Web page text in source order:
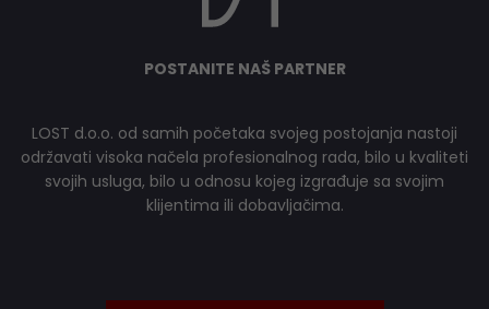
POSTANITE NAŠ PARTNER
LOST d.o.o. od samih početaka svojeg postojanja nastoji
održavati visoka načela profesionalnog rada, bilo u kvaliteti
svojih usluga, bilo u odnosu kojeg izgrađuje sa svojim
klijentima ili dobavljačima.